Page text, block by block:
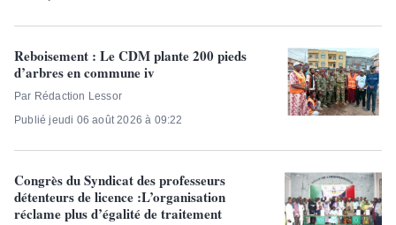
Reboisement : Le CDM plante 200 pieds
d’arbres en commune iv
Par Rédaction Lessor
Publié jeudi 06 août 2026 à 09:22
Congrès du Syndicat des professeurs
détenteurs de licence :L’organisation
réclame plus d’égalité de traitement